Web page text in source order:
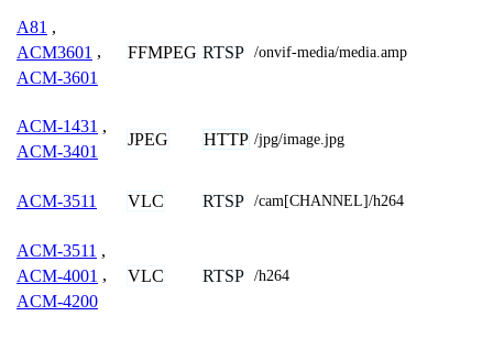
A81 ,
ACM3601 ,
ACM-3601
FFMPEG RTSP /onvif-media/media.amp
ACM-1431 ,
ACM-3401
JPEG HTTP /jpg/image.jpg
ACM-3511 VLC RTSP /cam[CHANNEL]/h264
ACM-3511 ,
ACM-4001 ,
ACM-4200
VLC RTSP /h264